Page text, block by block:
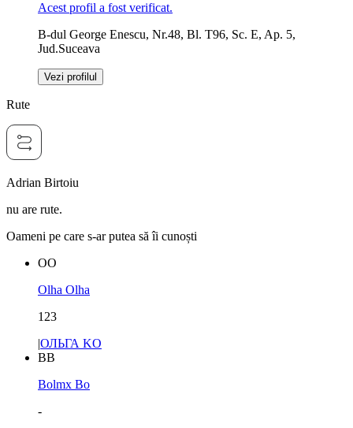
Acest profil a fost verificat.
B-dul George Enescu, Nr.48, Bl. T96, Sc. E, Ap. 5,
Jud.Suceava
Vezi profilul
Rute
Adrian Birtoiu
nu are rute.
Oameni pe care s-ar putea să îi cunoști
OO
Olha Olha
123
|ОЛЬГА KO
BB
Bolmx Bo
-